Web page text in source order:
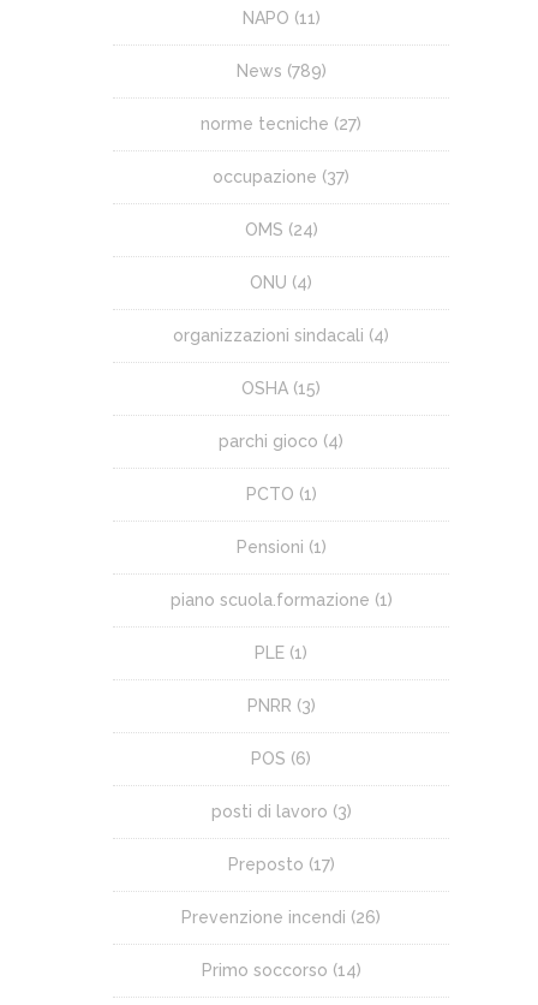
NAPO (11)
News (789)
norme tecniche (27)
occupazione (37)
OMS (24)
ONU (4)
organizzazioni sindacali (4)
OSHA (15)
parchi gioco (4)
PCTO (1)
Pensioni (1)
piano scuola.formazione (1)
PLE (1)
PNRR (3)
POS (6)
posti di lavoro (3)
Preposto (17)
Prevenzione incendi (26)
Primo soccorso (14)